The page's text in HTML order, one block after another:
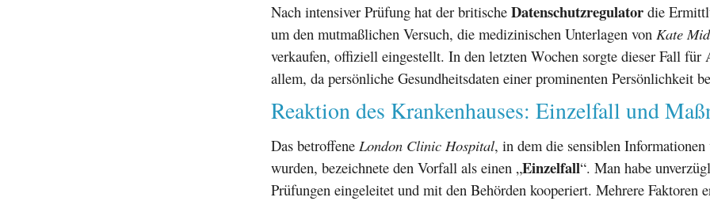
Nach intensiver Prüfung hat der britische Datenschutzregulator die
um den mutmaßlichen Versuch, die medizinischen Unterlagen von Kate
verkaufen, offiziell eingestellt. In den letzten Wochen sorgte dieser Fall für
allem, da persönliche Gesundheitsdaten einer prominenten Persönlichkeit
Reaktion des Krankenhauses: Einzelfall und
Das betroffene London Clinic Hospital, in dem die sensiblen
wurden, bezeichnete den Vorfall als einen „Einzelfall“. Man habe
Prüfungen eingeleitet und mit den Behörden kooperiert. Mehrere Faktoren